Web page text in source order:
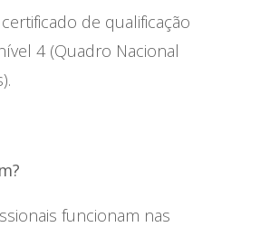
de qualificação
4 (Quadro Nacional
funcionam nas